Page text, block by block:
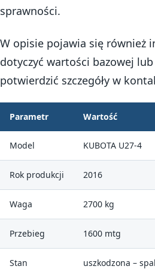
sprawności.
W opisie pojawia się również
dotyczyć wartości bazowej
potwierdzić szczegóły w
Parametr Wartość
Model KUBOTA U27-4
Rok produkcji 2016
Waga 2700 kg
Przebieg 1600 mtg
Stan uszkodzona –